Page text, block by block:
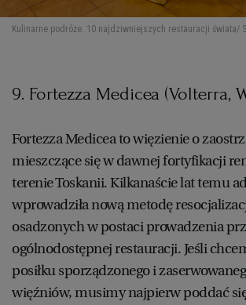
Kulinarne podróże. 10 najdziwniejszych restauracji świata/
9. Fortezza Medicea (Volterra,
Fortezza Medicea to więzienie o
mieszczące się w dawnej fortyfikacji
terenie Toskanii. Kilkanaście lat temu
wprowadziła nową metodę
osadzonych w postaci prowadzenia
ogólnodostępnej restauracji. Jeśli
posiłku sporządzonego i
więźniów, musimy najpierw poddać